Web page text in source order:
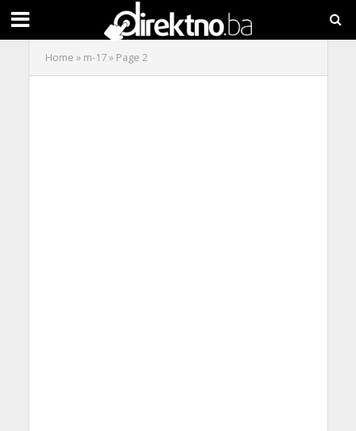
Home » m-17» Page 2